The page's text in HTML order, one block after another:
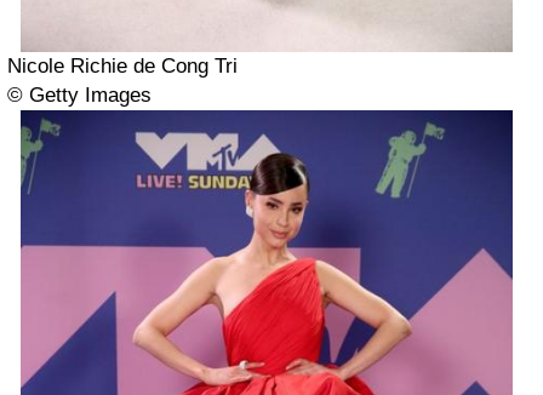
Nicole Richie de Cong Tri
© Getty Images